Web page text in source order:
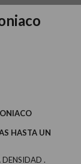
HASTA UN
.